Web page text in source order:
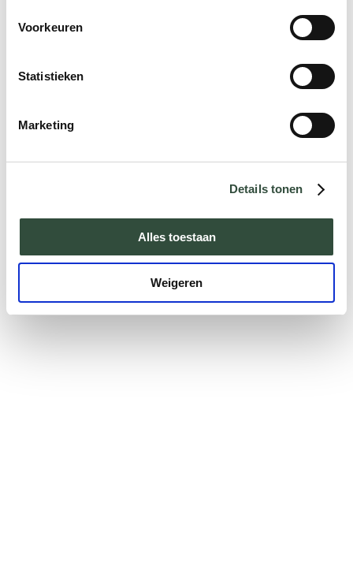
Voorkeuren
Statistieken
Marketing
Details tonen
Alles toestaan
Weigeren